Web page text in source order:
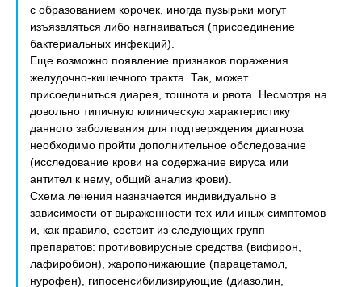
с образованием корочек, иногда пузырьки могут
изъязвляться либо нагнаиваться (присоединение
бактериальных инфекций).
Еще возможно появление признаков поражения
желудочно-кишечного тракта. Так, может
присоединиться диарея, тошнота и рвота. Несмотря на
довольно типичную клиническую характеристику
данного заболевания для подтверждения диагноза
необходимо пройти дополнительное обследование
(исследование крови на содержание вируса или
антител к нему, общий анализ крови).
Схема лечения назначается индивидуально в
зависимости от выраженности тех или иных симптомов
и, как правило, состоит из следующих групп
препаратов: противовирусные средства (вифирон,
лафиробион), жаропонижающие (парацетамол,
нурофен), гипосенсибилизирующие (диазолин,